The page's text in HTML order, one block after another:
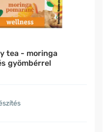
tea - moringa
gyömbérrel